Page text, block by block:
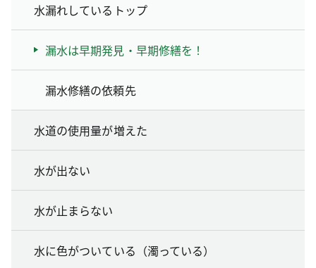
水漏れしているトップ
漏水は早期発見・早期修繕を！
漏水修繕の依頼先
水道の使用量が増えた
水が出ない
水が止まらない
水に色がついている（濁っている）